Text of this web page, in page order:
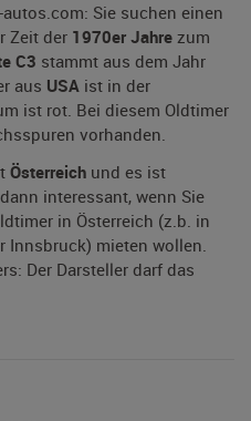
Sie suchen einen
Zeit der 1970er Jahre zum
C3 stammt aus dem Jahr
aus USA ist in der
ist rot. Bei diesem Oldtimer
vorhanden.
Österreich und es ist
interessant, wenn Sie
in Österreich (z.b. in
Innsbruck) mieten wollen.
Der Darsteller darf das